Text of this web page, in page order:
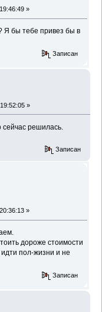
»
Я бы тебе привез бы в
Записан
»
сейчас решилась.
Записан
»
дороже стоимости
пол-жизни и не
Записан